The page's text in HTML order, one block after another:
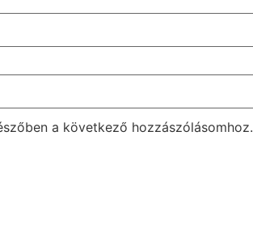
a következő hozzászólásomhoz.